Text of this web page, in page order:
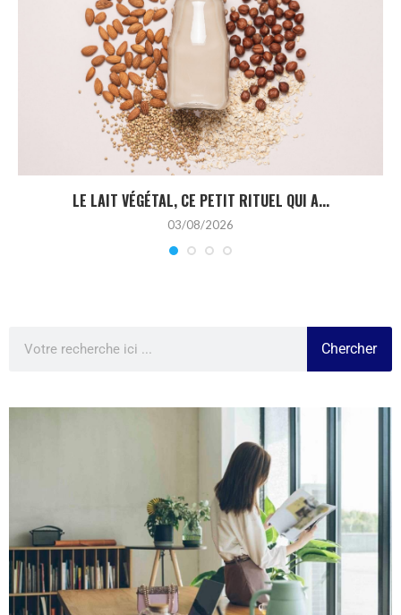
LE LAIT VÉGÉTAL, CE PETIT RITUEL QUI A...
03/08/2026
Chercher